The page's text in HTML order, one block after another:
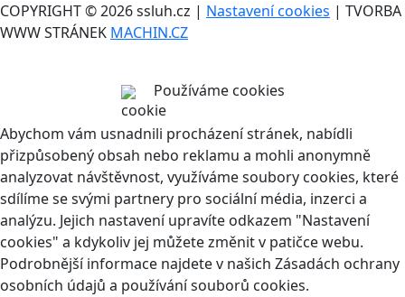
COPYRIGHT © 2026 ssluh.cz | Nastavení cookies | TVORBA
WWW STRÁNEK MACHIN.CZ
Používáme cookies
Abychom vám usnadnili procházení stránek, nabídli
přizpůsobený obsah nebo reklamu a mohli anonymně
analyzovat návštěvnost, využíváme soubory cookies, které
sdílíme se svými partnery pro sociální média, inzerci a
analýzu. Jejich nastavení upravíte odkazem "Nastavení
cookies" a kdykoliv jej můžete změnit v patičce webu.
Podrobnější informace najdete v našich Zásadách ochrany
osobních údajů a používání souborů cookies.